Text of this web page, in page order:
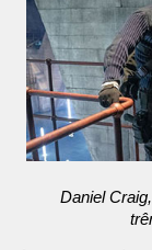
Daniel